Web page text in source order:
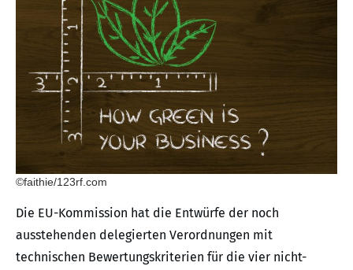
©faithie/123rf.com
Die EU-Kommission hat die Entwürfe der noch
ausstehenden delegierten Verordnungen mit
technischen Bewertungskriterien für die vier nicht-